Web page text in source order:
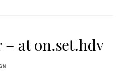
at on.set.hdv